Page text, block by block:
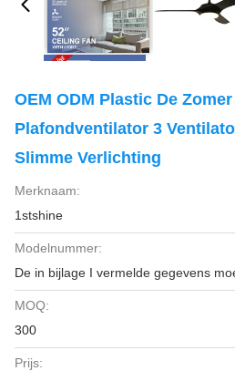
OEM ODM Plastic De
Plafondventilator 3
Slimme Verlichting
Merknaam:
1stshine
Modelnummer:
De in bijlage I vermelde gegevens
MOQ:
300
Prijs: